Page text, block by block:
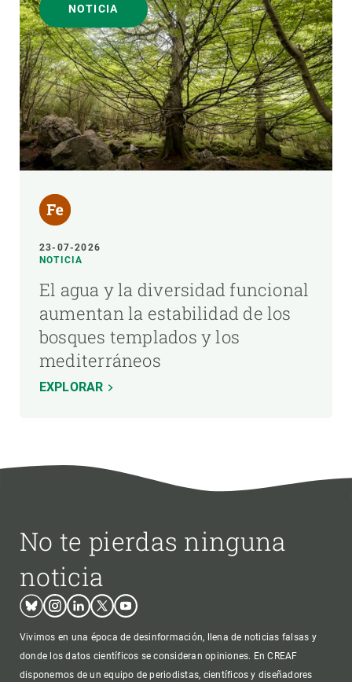
NOTICIA
23-07-2026
NOTICIA
El agua y la diversidad funcional
aumentan la estabilidad de los
bosques templados y los
mediterráneos
EXPLORAR
No te pierdas ninguna
noticia
BlueskyInstagram
LinkedinTwitterYoutube
Vivimos en una época de desinformación, llena de noticias falsas y
donde los datos científicos se consideran opiniones. En CREAF
disponemos de un equipo de periodistas, científicos y diseñadores